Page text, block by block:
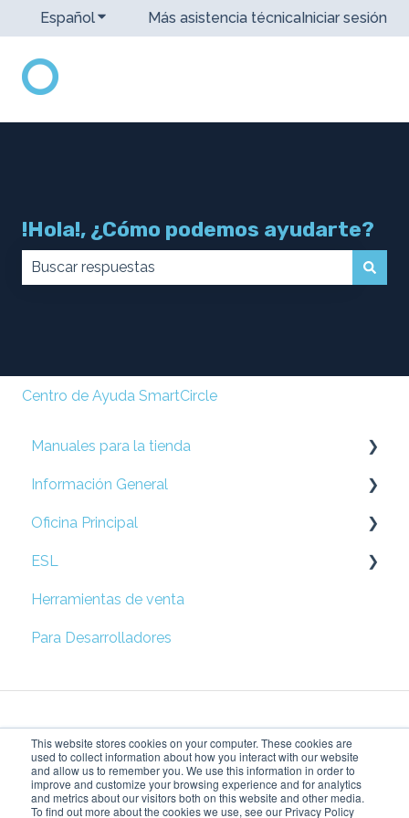
This website stores cookies on your computer. These cookies are
used to collect information about how you interact with our website
and allow us to remember you. We use this information in order to
improve and customize your browsing experience and for analytics
and metrics about our visitors both on this website and other media.
To find out more about the cookies we use, see our Privacy Policy
EspañolTraducciones de Mostrar submenú de
Más asistencia técnicaIniciar sesión
!Hola!, ¿Cómo podemos ayudarte?
Centro de Ayuda SmartCircle
Manuales para la tienda
Display (Android)
Presenter (iOS)
Métodos alternativos y Retail Mode
Soluciones alternativas
Remote DS
Telefonica España
SmartCircle Display para Windows
Información General
Preguntas Frecuentes
Oficina Principal
Prepare su Red
Configuración de Locación
Campañas
Configuración de Accesos
Price Tag Manager
ESL
Esl
Herramientas de venta
Para Desarrolladores
Dando vida a tu visión
del retail
Copyright © 2026,
SensorMedia Inc.